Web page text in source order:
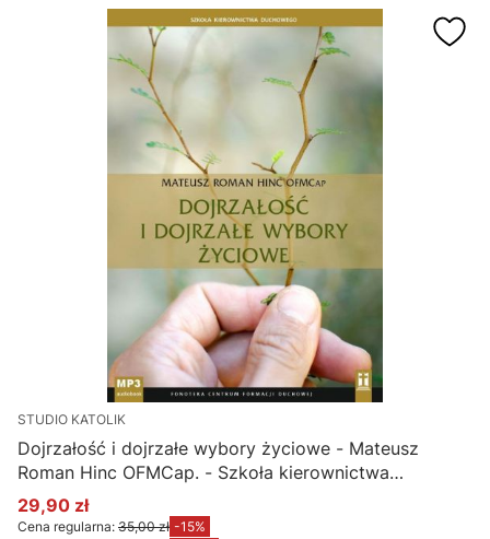
STUDIO KATOLIK
Dojrzałość i dojrzałe wybory życiowe - Mateusz
Roman Hinc OFMCap. - Szkoła kierownictwa
duchowego (MP3)
Cena promocyjna
29,90 zł
Cena regularna: 35,00 zł -15%